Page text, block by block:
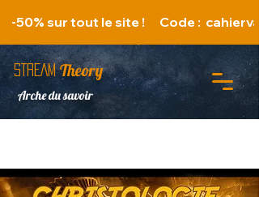
-50% sur tout le site !      Code :
STREAM Theory
Arche du savoir